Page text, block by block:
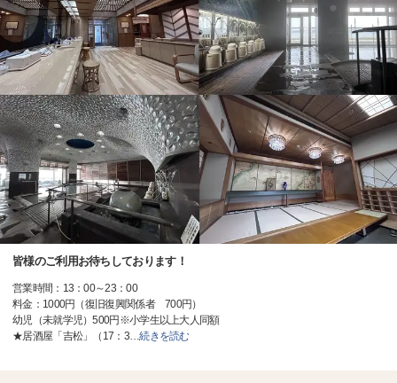
皆様のご利用お待ちしております！
営業時間：13：00～23：00
料金：1000円（復旧復興関係者 700円）
幼児（未就学児）500円※小学生以上大人同額
★居酒屋「吉松」（17：3…続きを読む